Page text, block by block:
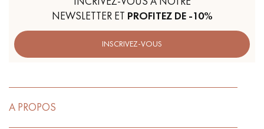
NEWSLETTER ET PROFITEZ DE -10%
INSCRIVEZ-VOUS
A PROPOS